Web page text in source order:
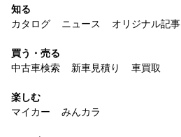
知る
カタログ
ニュース オリジナル記事
買う・売る
中古車検索
新車見積り 車買取
楽しむ
マイカー
みんカラ